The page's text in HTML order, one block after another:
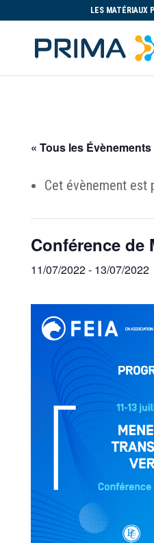
LES MATÉRIAUX
« Tous les Évènements
Cet évènement est
Conférence de
11/07/2022- 13/07/2022